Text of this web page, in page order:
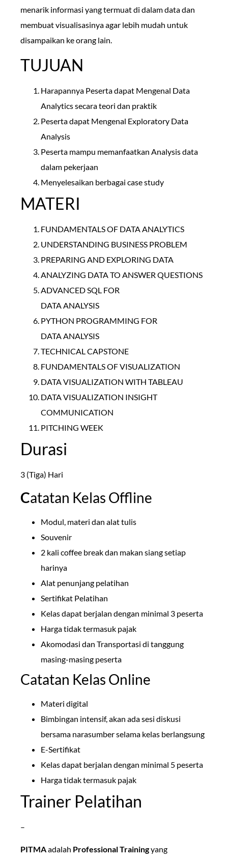
menarik informasi yang termuat di dalam data dan
membuat visualisasinya agar lebih mudah untuk
disampaikan ke orang lain.
TUJUAN
Harapannya Peserta dapat Mengenal Data
Analytics secara teori dan praktik
Peserta dapat Mengenal Exploratory Data
Analysis
Peserta mampu memanfaatkan Analysis data
dalam pekerjaan
Menyelesaikan berbagai case study
MATERI
FUNDAMENTALS OF DATA ANALYTICS
UNDERSTANDING BUSINESS PROBLEM
PREPARING AND EXPLORING DATA
ANALYZING DATA TO ANSWER QUESTIONS
ADVANCED SQL FOR
DATA ANALYSIS
PYTHON PROGRAMMING FOR
DATA ANALYSIS
TECHNICAL CAPSTONE
FUNDAMENTALS OF VISUALIZATION
DATA VISUALIZATION WITH TABLEAU
DATA VISUALIZATION INSIGHT
COMMUNICATION
PITCHING WEEK
Durasi
3 (Tiga) Hari
Catatan Kelas Offline
Modul, materi dan alat tulis
Souvenir
2 kali coffee break dan makan siang setiap
harinya
Alat penunjang pelatihan
Sertifikat Pelatihan
Kelas dapat berjalan dengan minimal 3 peserta
Harga tidak termasuk pajak
Akomodasi dan Transportasi di tanggung
masing-masing peserta
Catatan Kelas Online
Materi digital
Bimbingan intensif, akan ada sesi diskusi
bersama narasumber selama kelas berlangsung
E-Sertifikat
Kelas dapat berjalan dengan minimal 5 peserta
Harga tidak termasuk pajak
Trainer Pelatihan
–
PITMAadalah Professional Trainingyang